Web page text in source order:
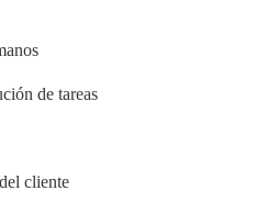
de tareas
cliente